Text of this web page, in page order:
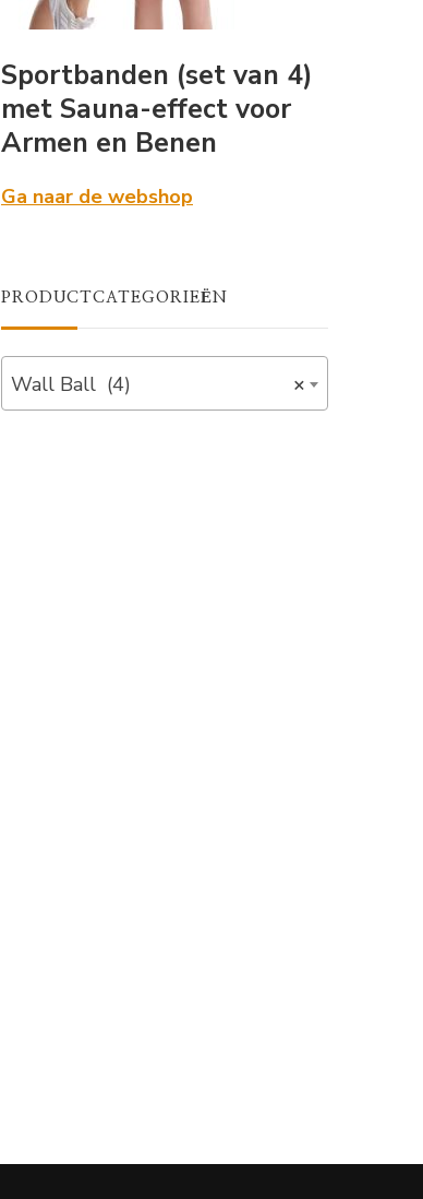
Sportbanden (set van 4)
met Sauna-effect voor
Armen en Benen
Ga naar de webshop
PRODUCTCATEGORIEËN
×
Wall Ball (4)